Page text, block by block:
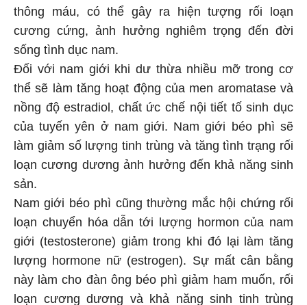
thông máu, có thể gây ra hiện tượng rối loạn
cương cứng, ảnh hưởng nghiêm trọng đến đời
sống tình dục nam.
Đối với nam giới khi dư thừa nhiều mỡ trong cơ
thể sẽ làm tăng hoạt động của men aromatase và
nồng độ estradiol, chất ức chế nội tiết tố sinh dục
của tuyến yên ở nam giới. Nam giới béo phì sẽ
làm giảm số lượng tinh trùng và tăng tình trạng rối
loạn cương dương ảnh hưởng đến khả năng sinh
sản.
Nam giới béo phì cũng thường mắc hội chứng rối
loạn chuyển hóa dẫn tới lượng hormon của nam
giới (testosterone) giảm trong khi đó lại làm tăng
lượng hormone nữ (estrogen). Sự mất cân bằng
này làm cho đàn ông béo phì giảm ham muốn, rối
loạn cương dương và khả năng sinh tinh trùng